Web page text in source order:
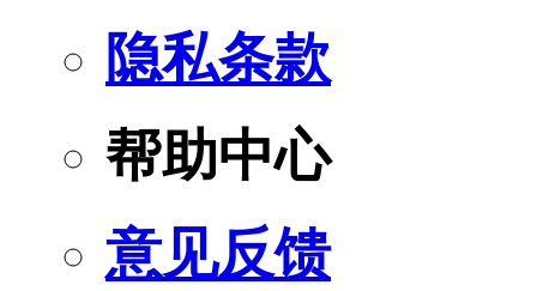
隐私条款
帮助中心
意见反馈